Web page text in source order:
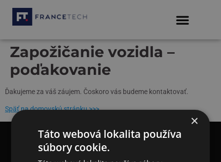
Zapožičanie vozidla –
poďakovanie
Ďakujeme za váš záujem. Čoskoro vás budeme kontaktovať.
Späť na domovskú stránku >>>
Financovanie
×
Táto webová lokalita používa
súbory cookie.